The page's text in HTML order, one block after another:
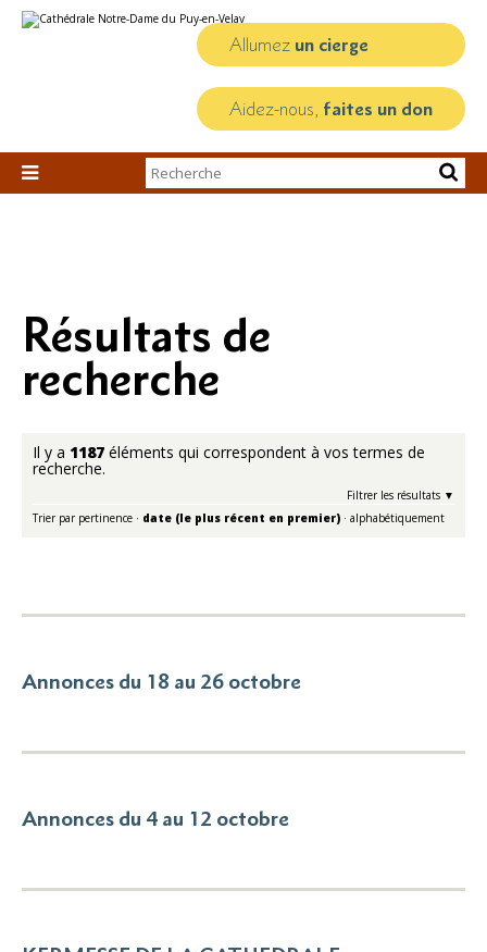
au
personnels
Allumez un cierge
Aidez-nous, faites un don

Chercher par
Recherche
Résultats de
recherche
Il y a 1187 éléments qui correspondent à vos termes de
recherche.
Filtrer les résultats
Trier par pertinence · date (le plus récent en premier) · alphabétiquement
Annonces du 18 au 26 octobre
Annonces du 4 au 12 octobre